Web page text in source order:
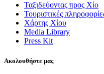
Ταξιδεύοντας προς Χίο
Τουριστικές
Χάρτης Χίου
Media Library
Press Kit
Ακολουθήστε μας